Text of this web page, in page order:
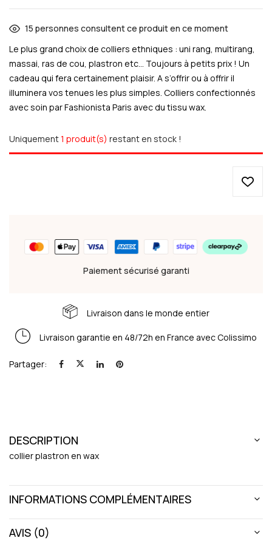
15 personnes consultent ce produit en ce moment
Le plus grand choix de colliers ethniques : uni rang, multirang,
massai, ras de cou, plastron etc… Toujours à petits prix ! Un
cadeau qui fera certainement plaisir. A s’offrir ou à offrir il
illuminera vos tenues les plus simples. Colliers confectionnés
avec soin par Fashionista Paris avec du tissu wax.
Uniquement1 produit(s) restant en stock !
Paiement sécurisé garanti
Livraison dans le monde entier
Livraison garantie en 48/72h en France avec Colissimo
Partager:
DESCRIPTION
collier plastron en wax
INFORMATIONS COMPLÉMENTAIRES
AVIS (0)